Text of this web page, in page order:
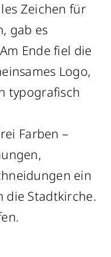
Zeichen für
gab es
Ende fiel die
Logo,
typografisch
Farben –
ein
die Stadtkirche.